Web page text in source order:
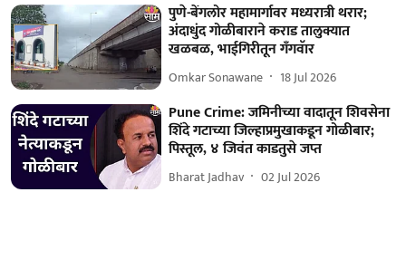
पुणे-बेंगलोर महामार्गावर मध्यरात्री थरार;
अंदाधुंद गोळीबाराने कराड तालुक्यात
खळबळ, भाईगिरीतून गँगवॅार
Omkar Sonawane 18 Jul 2026
Pune Crime: जमिनीच्या वादातून शिवसेना
शिंदे गटाच्या जिल्हाप्रमुखाकडून गोळीबार;
पिस्तूल, ४ जिवंत काडतुसे जप्त
Bharat Jadhav 02 Jul 2026